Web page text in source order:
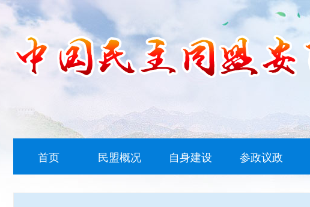
首页 民盟概况 自身建设 参政议政